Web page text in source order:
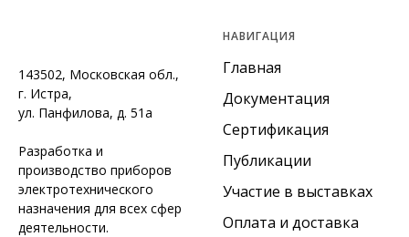
143502, Московская обл.,
г. Истра,
ул. Панфилова, д. 51а
Разработка и
производство приборов
электротехнического
назначения для всех сфер
деятельности.
НАВИГАЦИЯ
Главная
Документация
Сертификация
Публикации
Участие в выставках
Оплата и доставка